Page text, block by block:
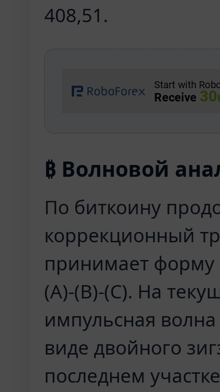
408,51.
₿ Волновой
По биткоину
коррекционный
принимает форму
(A)-(B)-(C). На
импульсная
виде двойного
последнем